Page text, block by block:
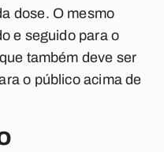
dose. O mesmo
e seguido para o
também deve ser
o público acima de